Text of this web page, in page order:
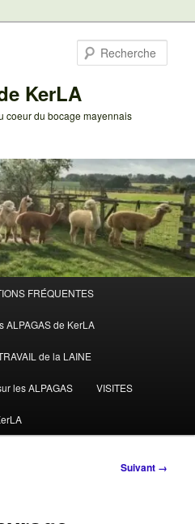
KerLA
coeur du bocage mayennais
FRÉQUENTES
ALPAGAS de KerLA
de la LAINE
les ALPAGAS VISITES
Navigation
Suivant →